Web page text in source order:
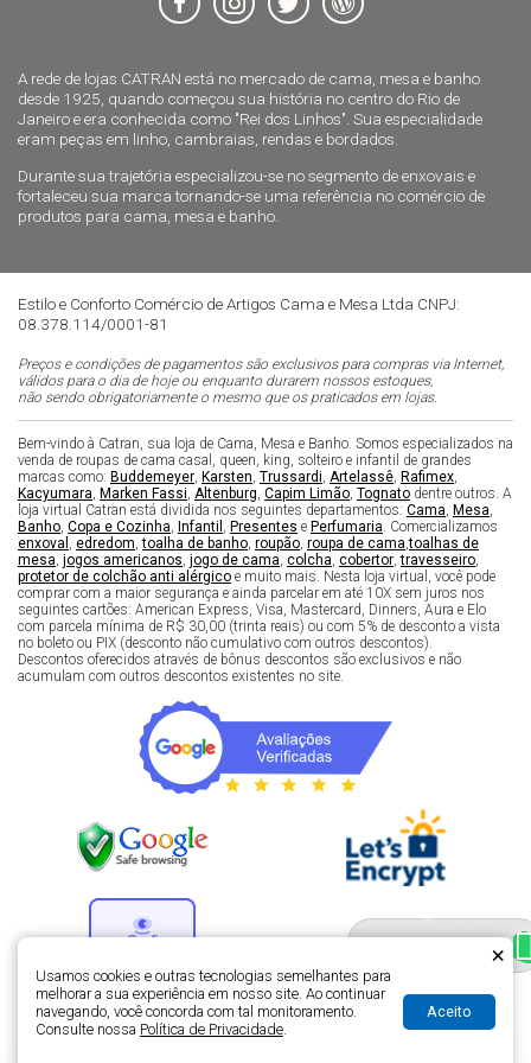
A rede de lojas CATRAN está no mercado de cama, mesa e banho
desde 1925, quando começou sua história no centro do Rio de
Janeiro e era conhecida como "Rei dos Linhos". Sua especialidade
eram peças em linho, cambraias, rendas e bordados.
Durante sua trajetória especializou-se no segmento de enxovais e
fortaleceu sua marca tornando-se uma referência no comércio de
produtos para cama, mesa e banho.
Estilo e Conforto Comércio de Artigos Cama e Mesa Ltda CNPJ:
08.378.114/0001-81
Preços e condições de pagamentos são exclusivos para compras via Internet,
válidos para o dia de hoje ou enquanto durarem nossos estoques,
não sendo obrigatoriamente o mesmo que os praticados em lojas.
Bem-vindo à Catran, sua loja de Cama, Mesa e Banho. Somos especializados na
venda de roupas de cama casal, queen, king, solteiro e infantil de grandes
marcas como: Buddemeyer Karsten Trussardi Artelassê Rafimex
Kacyumara Marken Fassi Altenburg Capim Limão Tognato dentre outros. A
loja virtual Catran está dividida nos seguintes departamentos: Cama Mesa
Banho Copa e Cozinha Infantil Presentes e Perfumaria . Comercializamos
enxoval
edredom ,toalha de banho roupão roupa de cama ,toalhas de
mesa jogos americanos jogo de cama colcha cobertor ,travesseiro
protetor de colchão anti alérgico e muito mais. Nesta loja virtual, você pode
comprar com a maior segurança e ainda parcelar em até 10X sem juros nos
seguintes cartões: American Express, Visa, Mastercard, Dinners, Aura e Elo
com parcela mínima de R$ 30,00 (trinta reais) ou com 5% de desconto a vista
no boleto ou PIX (desconto não cumulativo com outros descontos).
Descontos oferecidos através de bônus descontos são exclusivos e não
acumulam com outros descontos existentes no site.
Desenvolvimento de lojas virtuais -H5 Web - Soluções em tecnologia da
informação
×
Usamos cookies e outras tecnologias semelhantes para
melhorar a sua experiência em nosso site. Ao continuar
navegando, você concorda com tal monitoramento.
Consulte nossa Política de Privacidade.
Aceito
Fale com um especialista
enxoval